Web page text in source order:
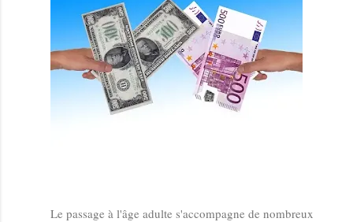
Le passage à l'âge adulte s'accompagne de nombreux